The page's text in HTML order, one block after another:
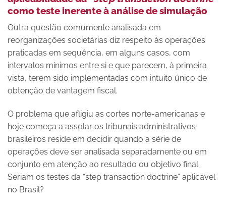
como teste inerente à análise de simulação
Outra questão comumente analisada em
reorganizações societárias diz respeito às operações
praticadas em sequência, em alguns casos, com
intervalos mínimos entre si e que parecem, à primeira
vista, terem sido implementadas com intuito único de
obtenção de vantagem fiscal.
O problema que afligiu as cortes norte-americanas e
hoje começa a assolar os tribunais administrativos
brasileiros reside em decidir quando a série de
operações deve ser analisada separadamente ou em
conjunto em atenção ao resultado ou objetivo final.
Seriam os testes da “step transaction doctrine” aplicável
no Brasil?